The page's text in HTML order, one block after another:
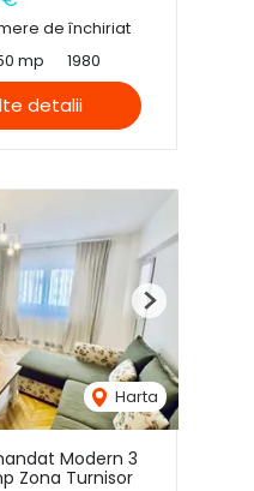
de închiriat
mp 1980
detalii
Harta
Next
Modern 3
Zona Turnisor